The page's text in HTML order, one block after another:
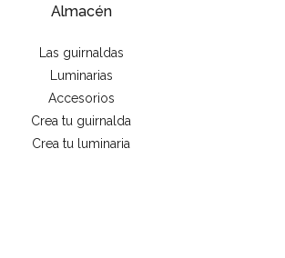
Almacén
Las guirnaldas
Luminarias
Accesorios
Crea tu guirnalda
Crea tu luminaria